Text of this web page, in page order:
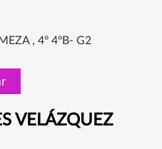
, 4º 4ºB- G2
VELÁZQUEZ